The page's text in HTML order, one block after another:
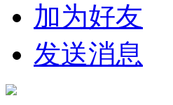
加为好友
发送消息